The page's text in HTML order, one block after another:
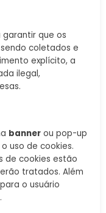
que os
coletados e
explícito, a
ilegal,
banner ou pop-up
uso de cookies.
de cookies estão
tratados. Além
o usuário